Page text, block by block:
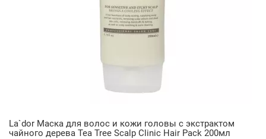
La`dor Маска для волос и кожи головы с экстрактом
чайного дерева Tea Tree Scalp Clinic Hair Pack 200мл